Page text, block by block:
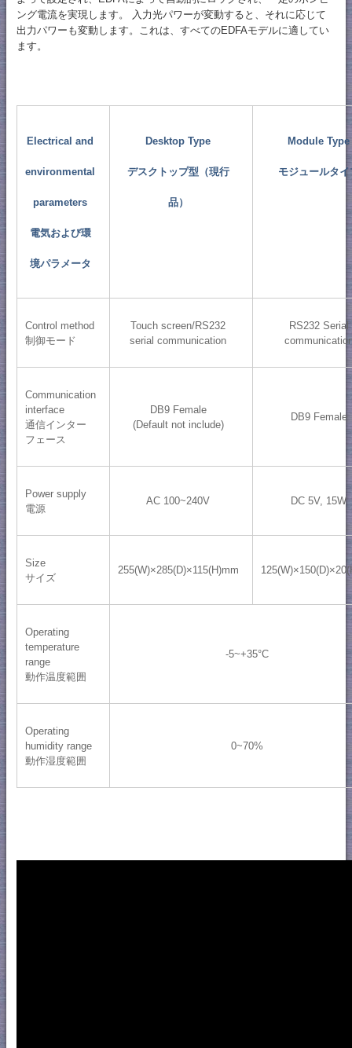
ング電流を実現します。 入力光パワーが変動すると、それに応じて
出力パワーも変動します。これは、すべてのEDFAモデルに適してい
ます。
Electrical and
environmental
parameters
電気および環
境パラメータ
Desktop Type
デスクトップ型（現行
品）
Module Type
モジュールタイ
Control method
制御モード
Touch screen/RS232
serial communication
RS232 Serial
Communication
interface
通信インター
フェース
DB9 Female
(Default not include)
DB9 Female
Power supply
電源
AC 100~240V DC 5V, 15W
Size
サイズ
255(W)×285(D)×115(H)mm
Operating
temperature
range
動作温度範囲
-5~+35°C
Operating
humidity range
動作湿度範囲
0~70%